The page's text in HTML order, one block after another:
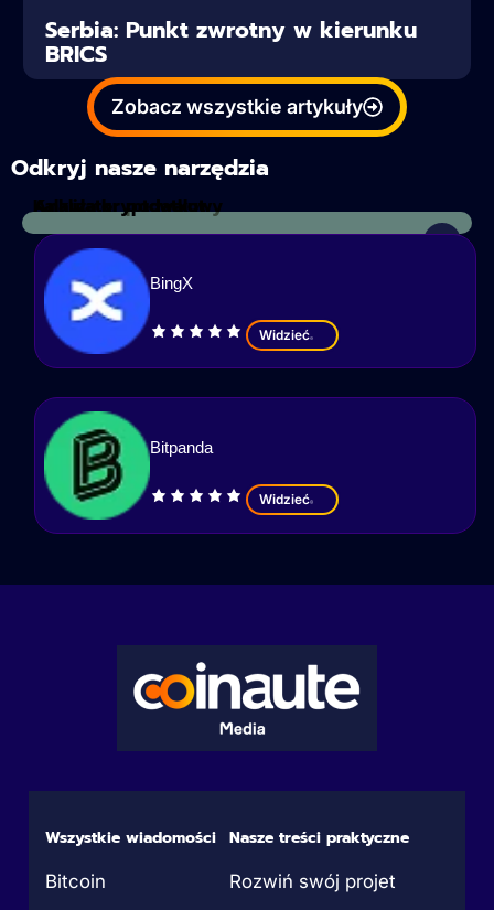
Serbia: Punkt zwrotny w kierunku
BRICS
Zobacz wszystkie artykuły
Odkryj nasze narzędzia
Kalkulator podatkowy
Analiza kryptowalut
BingX
Widzieć
Bitpanda
Widzieć
Wszystkie wiadomości
Bitcoin
Nasze treści praktyczne
Rozwiń swój projet